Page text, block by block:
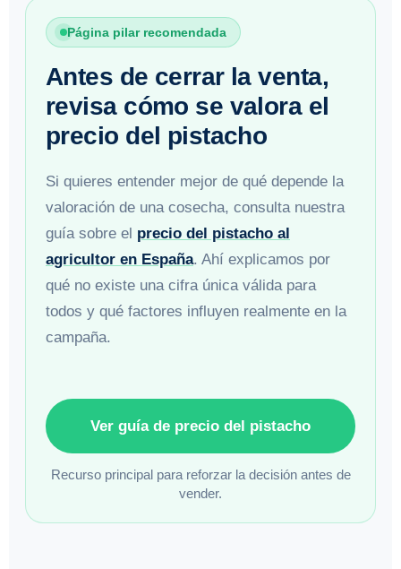
Página pilar recomendada
Antes de cerrar la venta,
revisa cómo se valora el
precio del pistacho
Si quieres entender mejor de qué depende la
valoración de una cosecha, consulta nuestra
guía sobre el precio del pistacho al
agricultor en España. Ahí explicamos por
qué no existe una cifra única válida para
todos y qué factores influyen realmente en la
campaña.
Ver guía de precio del pistacho
Recurso principal para reforzar la decisión antes de
vender.